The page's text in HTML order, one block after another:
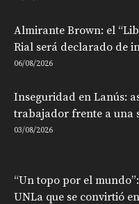
Almirante Brown: el
Rial será declarado de
06/08/2026
Inseguridad en Lanús:
trabajador frente a una
03/08/2026
“Un topo por el
UNLa que se convirtió